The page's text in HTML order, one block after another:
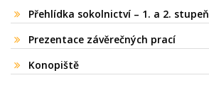
Přehlídka sokolnictví – 1. a 2. stupeň
Prezentace závěrečných prací
Konopiště